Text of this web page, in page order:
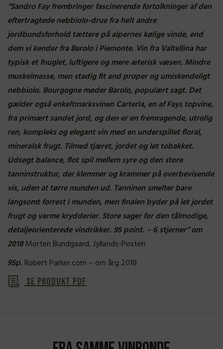
“Sandro Fay frembringer fascinerende fortolkninger af den
eftertragtede nebbiolo-drue fra helt andre
jordbundsforhold tættere på alpernes kølige vinde, end
dem vi kender fra Barolo i Piemonte. Vin fra Valtellina har
typisk et fnuglet, luftigere og mere æterisk væsen. Mindre
muskelmasse, men stadig fit and proper og umiskendeligt
nebbiolo. Bourgogne møder Barolo, populært sagt. Det
gælder også enkeltmarksvinen Carterìa, en af Fays topvine,
fra primært sandet jord, og den er en fremragende, utrolig
ren, kompleks og elegant vin med en underspillet floral,
mineralsk frugt. Tilmed tjæret, jordet og let tobakket.
Udsøgt balance, flot spil mellem syre og den store
tanninstruktur, der klemmer og krammer på overbevisende
vis, uden at tørre munden ud. Tanninen smelter bare
langsomt forrest i munden, men finalen byder på let jordet
frugt og varme krydderier. Store sager for den tålmodige,
detaljeorienterede vindrikker. 95 point. – 6 stjerner” om
2018Morten Bundgaard, Jyllands-Posten
95p. Robert Parker.com – om årg 2018
Se produkt PDF